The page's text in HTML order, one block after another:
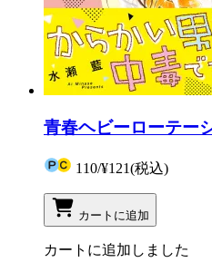
青春ヘビーローテー
110/¥121(税込)
カートに追加
カートに追加しました